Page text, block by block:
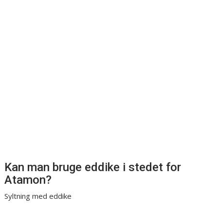
Kan man bruge eddike i stedet for
Atamon?
Syltning med eddike